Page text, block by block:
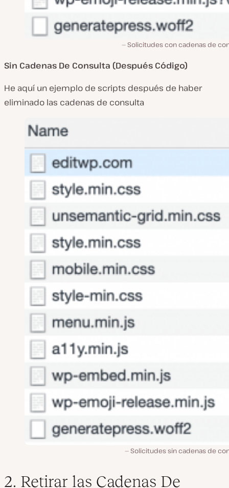
Solicitudes con cadenas de
Sin Cadenas De Consulta (Después Código)
He aquí un ejemplo de scripts después de haber
eliminado las cadenas de consulta
Solicitudes sin cadenas de
2. Retirar las Cadenas De